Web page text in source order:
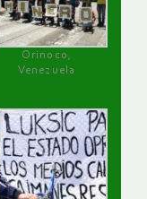
Orinoco,
Venezuela